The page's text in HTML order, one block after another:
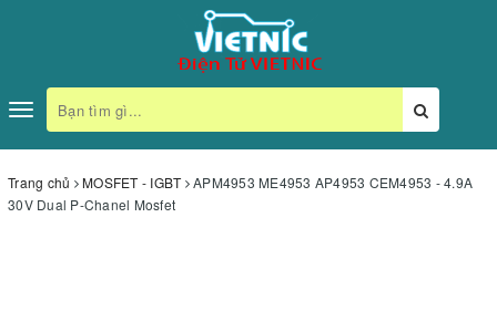
Toggle
navigation
Trang chủ MOSFET - IGBT
APM4953 ME4953 AP4953 CEM4953 - 4.9A
30V Dual P-Chanel Mosfet